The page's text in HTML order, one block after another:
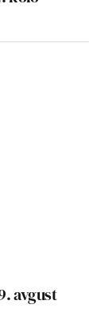
avgust